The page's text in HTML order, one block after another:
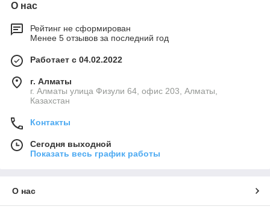
О нас
Рейтинг не сформирован
Менее 5 отзывов за последний год
Работает с 04.02.2022
г. Алматы
г. Алматы улица Физули 64, офис 203, Алматы,
Казахстан
Контакты
Сегодня выходной
Показать весь график работы
О нас